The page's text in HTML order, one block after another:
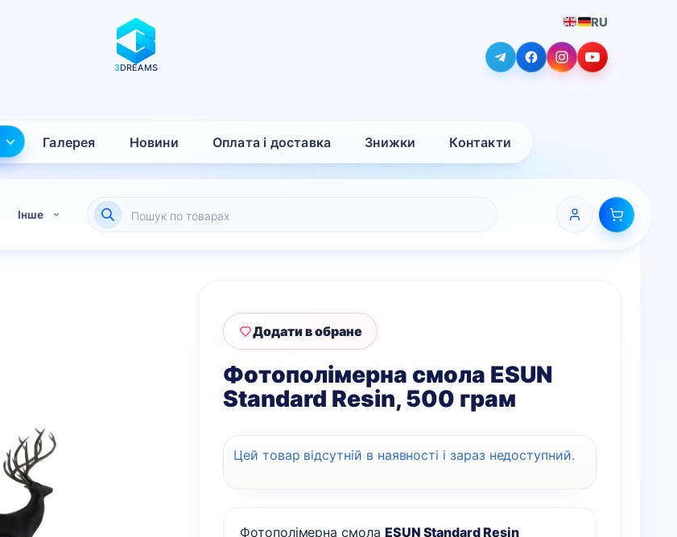
3DREAMS
Галерея Новини Оплата і доставка Знижки Контакти
RU
Інше Пошук
Фотополімерна смола ESUN
Standard Resin, 500 грам
Фотополімерна смола ESUN Standard Resin
Цей товар відсутній в наявності і зараз недоступний.
Додати в обране